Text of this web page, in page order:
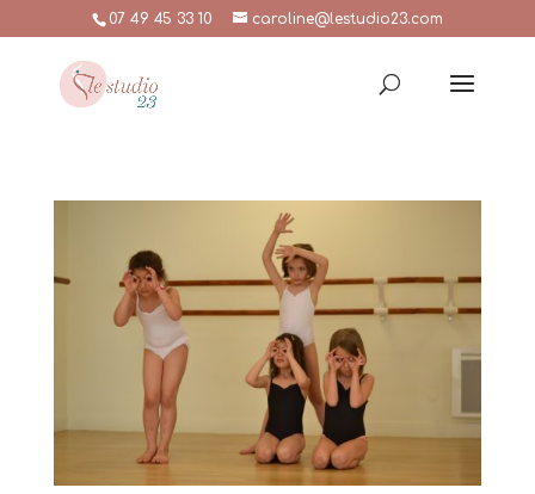
07 49 45 33 10 caroline@lestudio23.com